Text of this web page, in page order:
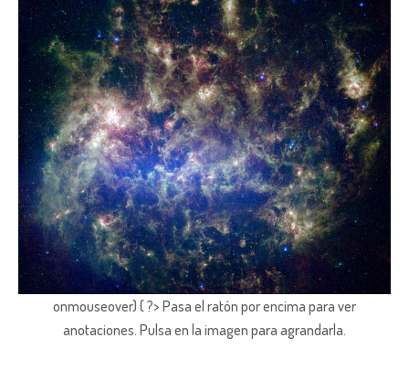
onmouseover) { ?> Pasa el ratón por encima para ver
anotaciones. Pulsa en la imagen para agrandarla.